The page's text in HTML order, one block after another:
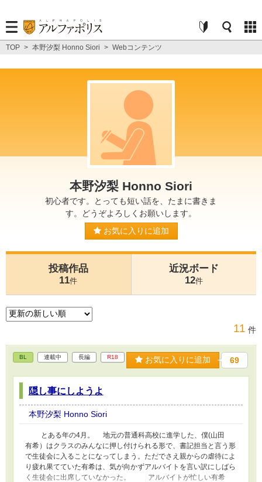
TOP > 本野汐梨 Honno Siori > Webコンテンツ
本野汐梨 Honno Siori
初心者です。とっても短い話を、たまに書きま
す。どうぞよろしくお願いします。
お気に入りに追加
投稿作品
11件
近況ボード
12件
11 件
BL 連載中 長編 R18 お気に入りに追加 69
隠し事にしようよ
本野汐梨 Honno Siori
とある年の4月。 地元の普通科高校に進学した、僕(山田
有希）はクラスのみんなに押し付けられる形で、書記担当と言う形
で生徒会に入ることになってしまう。ただでさえ親からの虐待によ
り疲れ果てていた有希は、気が向かずアルバイトを言い訳にしばら
く生徒会に出席していなかった。 アルバイトが忙しい有希